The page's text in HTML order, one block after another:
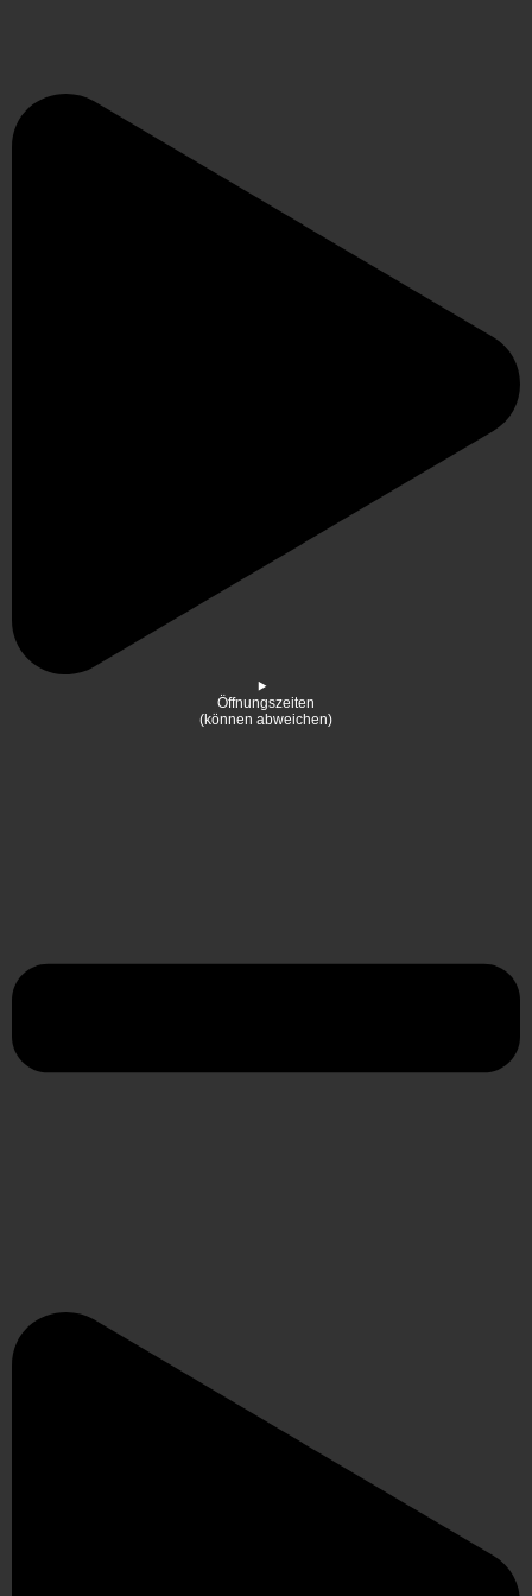
Öffnungszeiten
(können abweichen)